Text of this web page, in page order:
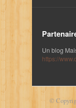
Un blog
https://
©